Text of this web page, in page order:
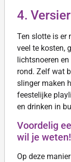
4.
Ten slotte is er
veel te kosten,
lichtsnoeren
rond. Zelf wat
slinger maken
feestelijke
en drinken in
Voordelig
wil je weten!
Op deze